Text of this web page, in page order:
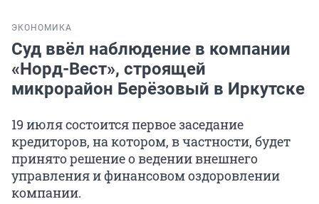
ЭКОНОМИКА
Суд ввёл наблюдение в компании
«Норд-Вест», строящей
микрорайон Берёзовый в Иркутске
19 июля состоится первое заседание
кредиторов, на котором, в частности, будет
принято решение о ведении внешнего
управления и финансовом оздоровлении
компании.